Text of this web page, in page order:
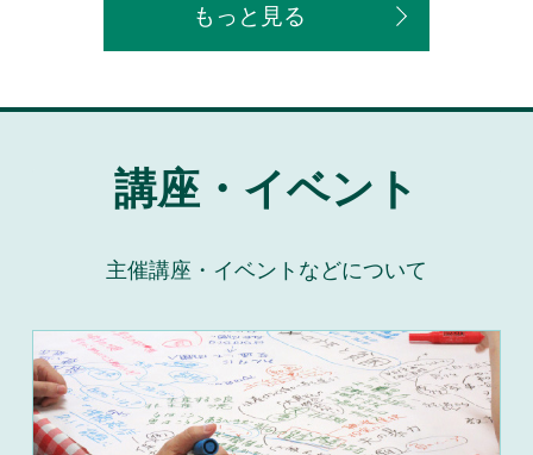
もっと見る
講座・イベント
主催講座・イベントなどについて